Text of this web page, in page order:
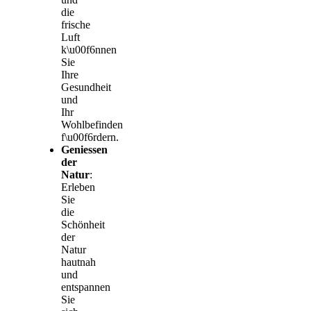
die
frische
Luft
k\u00f6nnen
Sie
Ihre
Gesundheit
und
Ihr
Wohlbefinden
f\u00f6rdern.
Geniessen
der
Natur:
Erleben
Sie
die
Schönheit
der
Natur
hautnah
und
entspannen
Sie